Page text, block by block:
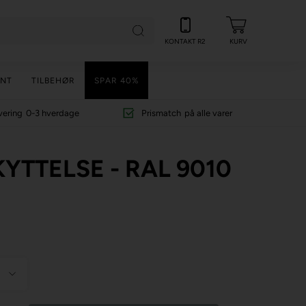
KONTAKT R2 KURV
TILBEHØR SPAR 40%
0-3 hverdage Prismatch på alle varer
- RAL 9010